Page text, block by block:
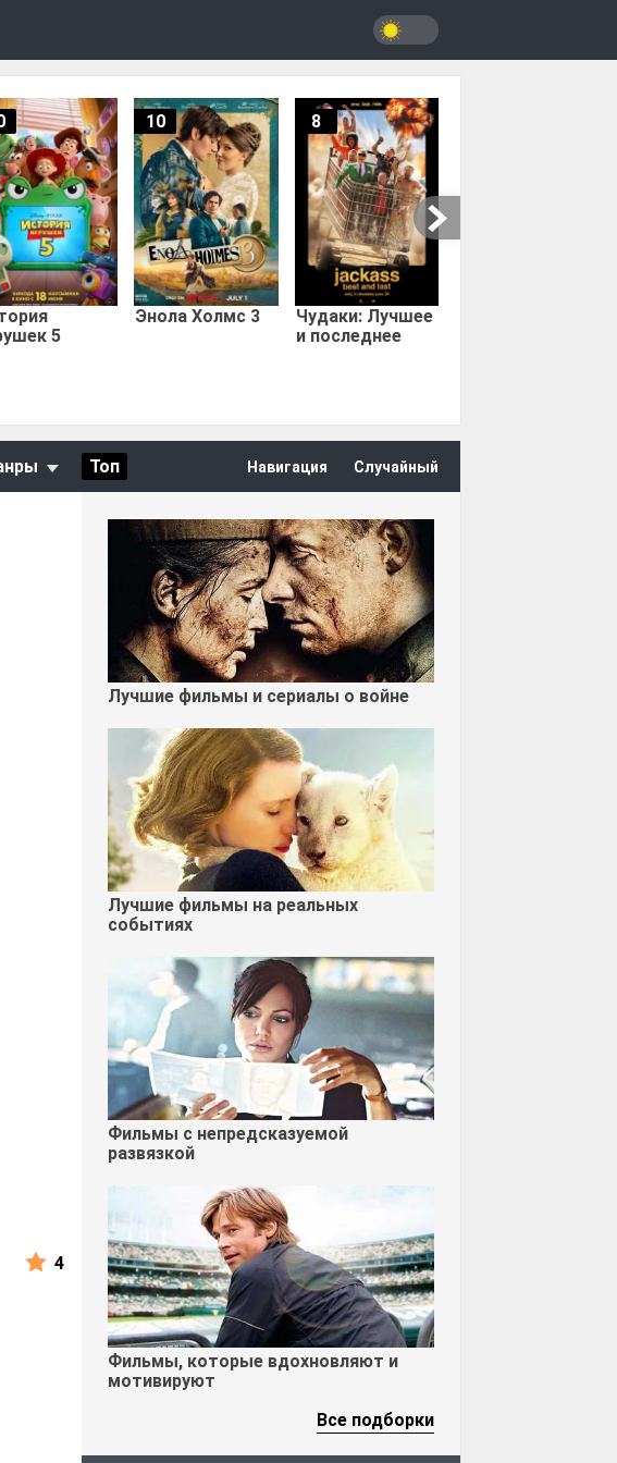
5
Энола Холмс 3
10
Чудаки: Лучшее
и последнее
8
Топ Навигация Случайный
4
Лучшие фильмы и сериалы о войне
Лучшие фильмы на реальных
событиях
Фильмы с непредсказуемой
развязкой
Фильмы, которые вдохновляют и
мотивируют
Все подборки